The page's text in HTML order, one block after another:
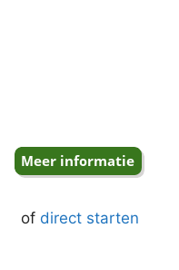
of direct starten